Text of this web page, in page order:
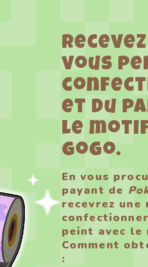
vous
et du
le
gogo.
En vous
payant de
recevrez
peint avec le
Comment
: